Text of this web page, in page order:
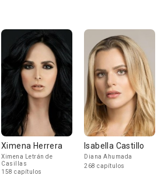
Ximena Herrera
Ximena Letrán de
Casillas
158 capítulos
Isabella Castillo
Diana Ahumada
268 capítulos